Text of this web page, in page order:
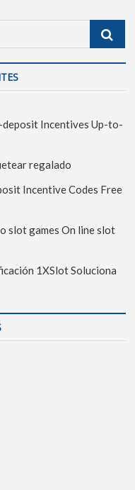
Incentives Up-to-
regalado
Incentive Codes Free
slot games On line slot
1XSlot Soluciona